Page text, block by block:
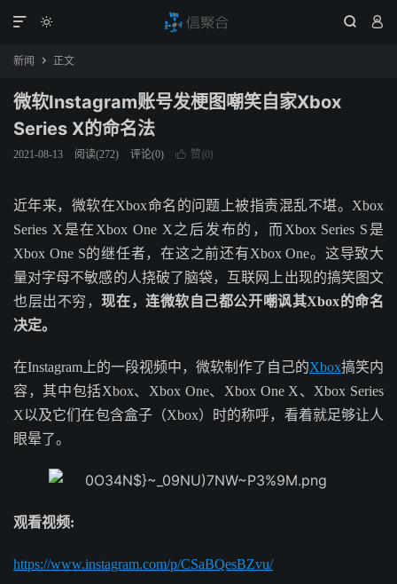
  

新闻  正文
微软Instagram账号发梗图嘲笑自家Xbox
Series X的命名法
2021-08-13 阅读(272) 评论(0)  赞(0)
近年来，微软在Xbox命名的问题上被指责混乱不堪。Xbox
Series X是在Xbox One X之后发布的，而Xbox Series S是
Xbox One S的继任者，在这之前还有Xbox One。这导致大
量对字母不敏感的人挠破了脑袋，互联网上出现的搞笑图文
也层出不穷，现在，连微软自己都公开嘲讽其Xbox的命名
决定。
在Instagram上的一段视频中，微软制作了自己的Xbox搞笑内
容，其中包括Xbox、Xbox One、Xbox One X、Xbox Series
X以及它们在包含盒子（Xbox）时的称呼，看着就足够让人
眼晕了。
观看视频:
https://www.instagram.com/p/CSaBQesBZvu/